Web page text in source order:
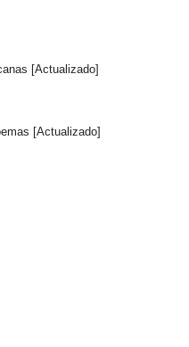
[Actualizado]
[Actualizado]